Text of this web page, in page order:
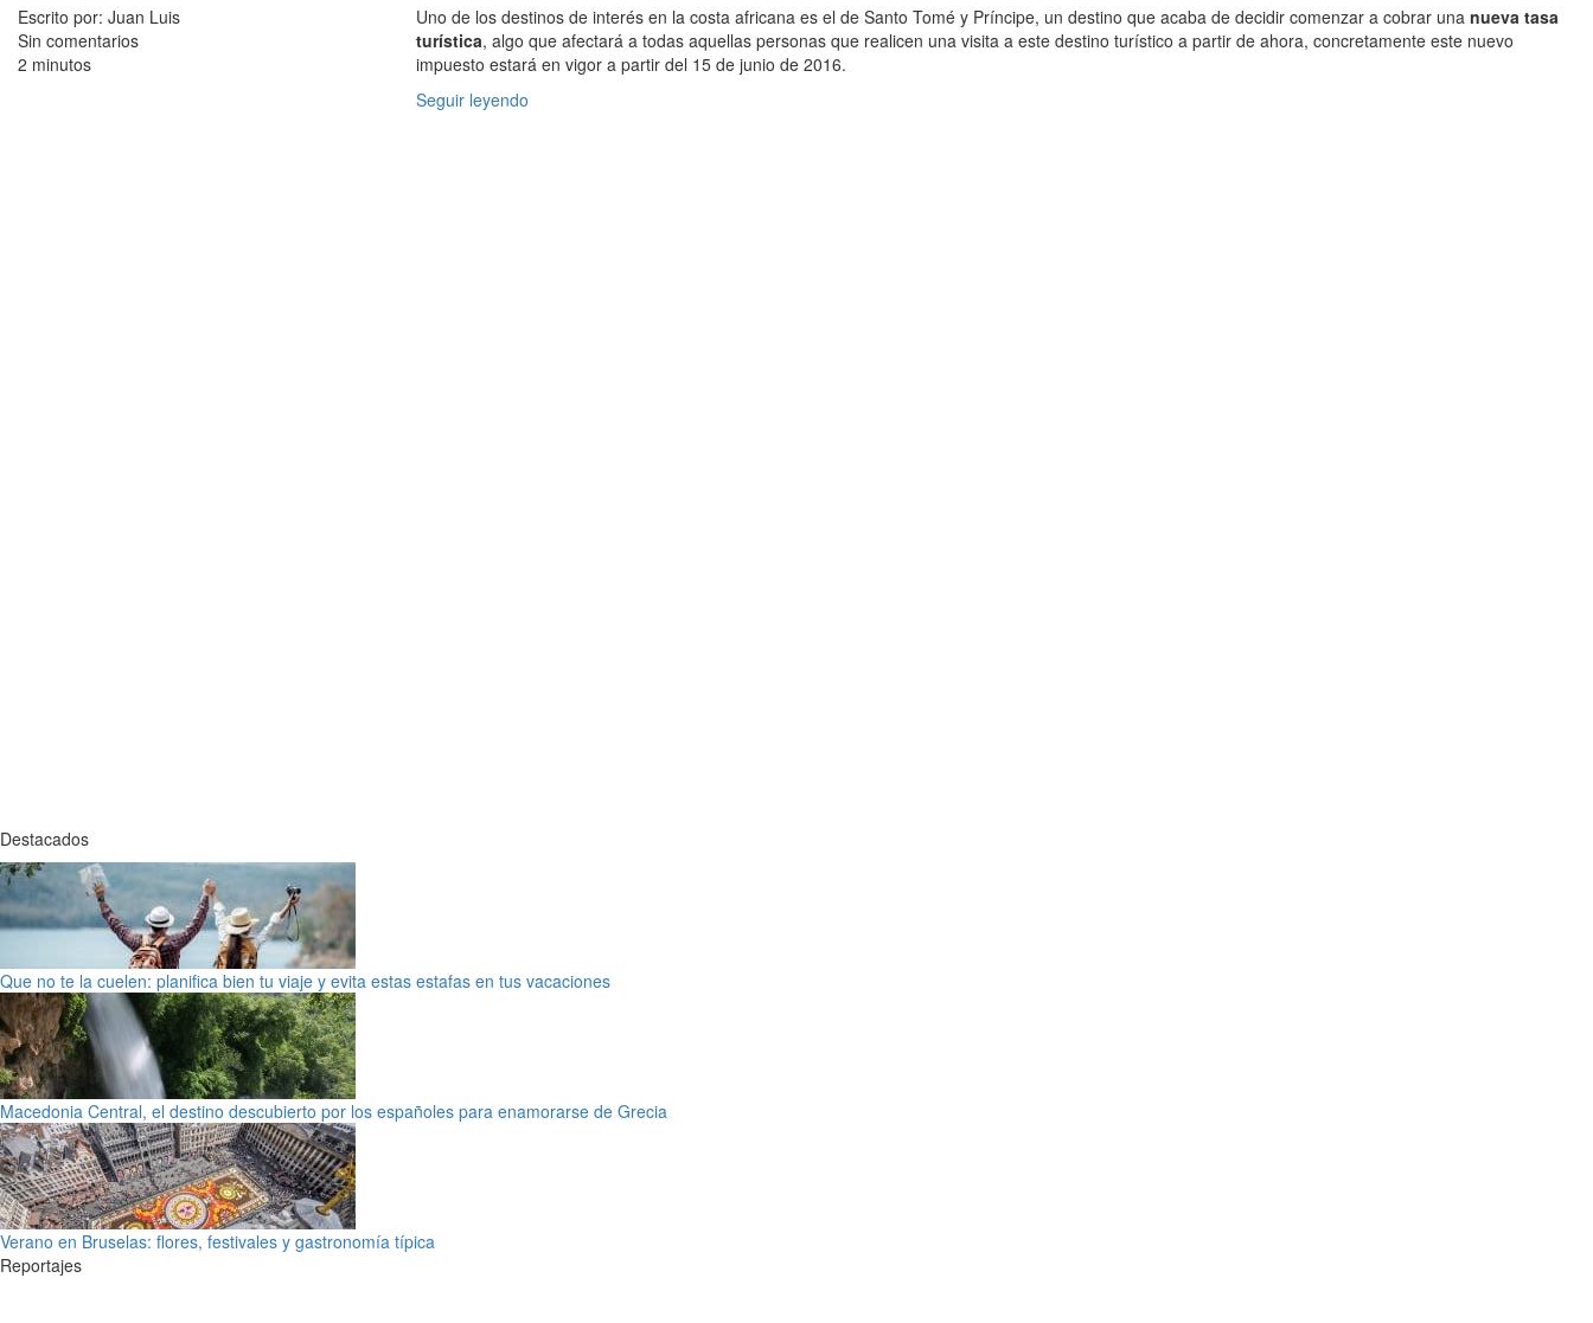
Escrito por: Juan Luis
Sin comentarios
2 minutos
Uno de los destinos de interés en la costa africana es el de Santo Tomé y Príncipe, un destino que acaba de decidir comenzar a cobrar una nueva tasa
turística, algo que afectará a todas aquellas personas que realicen una visita a este destino turístico a partir de ahora, concretamente este nuevo
impuesto estará en vigor a partir del 15 de junio de 2016.
Seguir leyendo
Destacados
Que no te la cuelen: planifica bien tu viaje y evita estas estafas en tus vacaciones
Macedonia Central, el destino descubierto por los españoles para enamorarse de Grecia
Verano en Bruselas: flores, festivales y gastronomía típica
Reportajes